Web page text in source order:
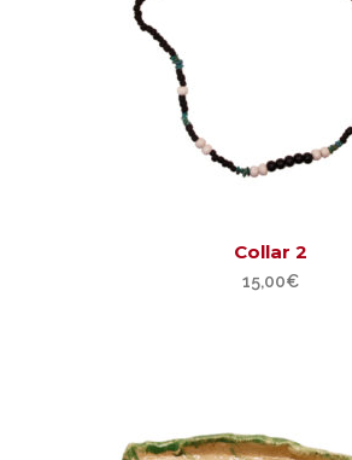
Collar 2
15,00€